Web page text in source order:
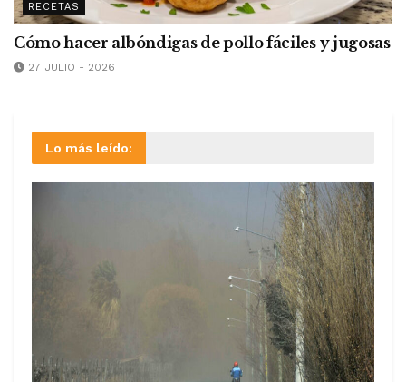
RECETAS
Cómo hacer albóndigas de pollo fáciles y jugosas
27 JULIO - 2026
Lo más leído: